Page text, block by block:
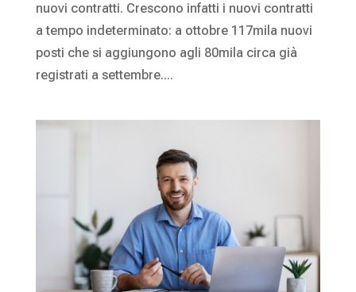
nuovi contratti. Crescono infatti i nuovi contratti
a tempo indeterminato: a ottobre 117mila nuovi
posti che si aggiungono agli 80mila circa già
registrati a settembre....